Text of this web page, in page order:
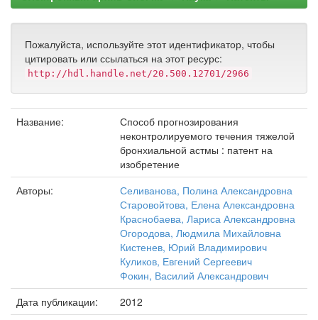
Пожалуйста, используйте этот идентификатор, чтобы
цитировать или ссылаться на этот ресурс:
http://hdl.handle.net/20.500.12701/2966
Название:
Способ прогнозирования
неконтролируемого течения тяжелой
бронхиальной астмы : патент на
изобретение
Авторы:
Селиванова, Полина Александровна
Старовойтова, Елена Александровна
Краснобаева, Лариса Александровна
Огородова, Людмила Михайловна
Кистенев, Юрий Владимирович
Куликов, Евгений Сергеевич
Фокин, Василий Александрович
Дата публикации:
2012